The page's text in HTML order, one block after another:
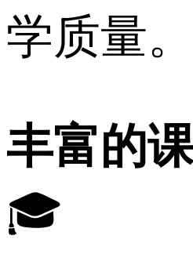
学质量。
丰富的
🎓